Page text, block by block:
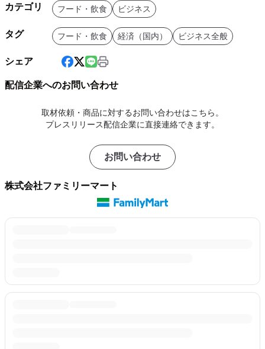
カテゴリ フード・飲食 ビジネス
タグ フード・飲食 経済（国内） ビジネス全般
シェア
配信企業へのお問い合わせ
取材依頼・商品に対するお問い合わせはこちら。
プレスリリース配信企業に直接連絡できます。
お問い合わせ
株式会社ファミリーマート